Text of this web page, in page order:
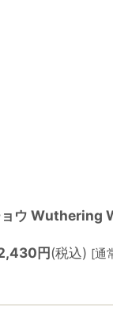
ウ Wuthering
円(税込) [通